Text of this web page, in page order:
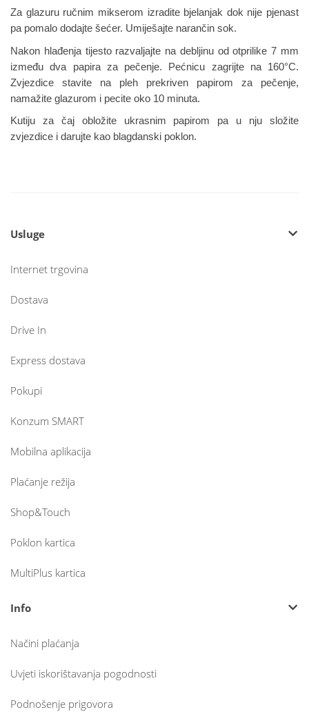
Za glazuru ručnim mikserom izradite bjelanjak dok nije pjenast
pa pomalo dodajte šećer. Umiješajte narančin sok.
Nakon hlađenja tijesto razvaljajte na debljinu od otprilike 7 mm
između dva papira za pečenje. Pećnicu zagrijte na 160°C.
Zvjezdice stavite na pleh prekriven papirom za pečenje,
namažite glazurom i pecite oko 10 minuta.
Kutiju za čaj obložite ukrasnim papirom pa u nju složite
zvjezdice i darujte kao blagdanski poklon.
Usluge
Internet trgovina
Dostava
Drive In
Express dostava
Pokupi
Konzum SMART
Mobilna aplikacija
Plaćanje režija
Shop&Touch
Poklon kartica
MultiPlus kartica
Info
Načini plaćanja
Uvjeti iskorištavanja pogodnosti
Podnošenje prigovora